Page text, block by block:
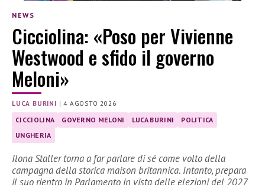
NEWS
Cicciolina: «Poso per Vivienne
Westwood e sfido il governo
Meloni»
LUCA BURINI |4 AGOSTO 2026
CICCIOLINA GOVERNO MELONI LUCA BURINI
POLITICA
UNGHERIA
Ilona Staller torna a far parlare di sé come volto della
campagna della storica maison britannica. Intanto, prepara
il suo rientro in Parlamento in vista delle elezioni del 2027